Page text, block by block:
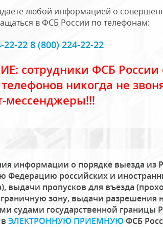
любой информацией о
в ФСБ России по телефонам:
22-22 8 (800) 224-22-22
сотрудники ФСБ России
никогда не
мессенджеры!!!
информации о порядке выезда из
Федерацию российских и
выдачи пропусков для въезда
зону, выдачи разрешения
судами государственной границы
ЭЛЕКТРОННУЮ ПРИЕМНУЮ ФСБ